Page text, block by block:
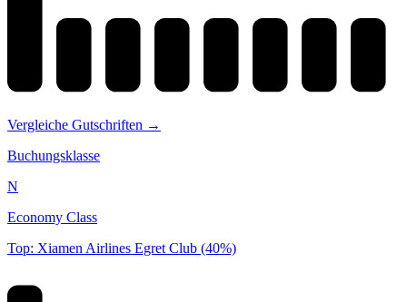
Vergleiche Gutschriften →
Buchungsklasse
N
Economy Class
Top: Xiamen Airlines Egret Club (40%)